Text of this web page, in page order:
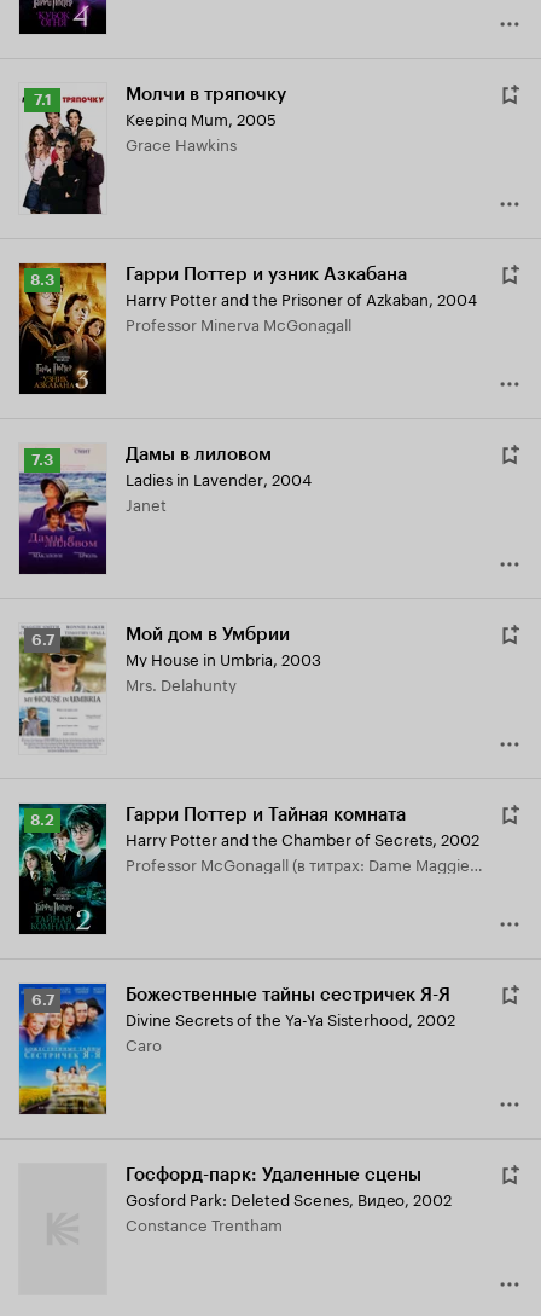
Рейтинг
Кинопоиска
7.1
7.1 Молчи в тряпочку
Keeping Mum, 2005
Grace Hawkins
Рейтинг
Кинопоиска
8.3
8.3 Гарри Поттер и узник Азкабана
Harry Potter and the Prisoner of Azkaban, 2004
Professor Minerva McGonagall
Рейтинг
Кинопоиска
7.3
7.3 Дамы в лиловом
Ladies in Lavender, 2004
Janet
Рейтинг
Кинопоиска
6.7
6.7 Мой дом в Умбрии
My House in Umbria, 2003
Mrs. Delahunty
Рейтинг
Кинопоиска
8.2
8.2 Гарри Поттер и Тайная комната
Harry Potter and the Chamber of Secrets, 2002
Professor McGonagall (в титрах: Dame Maggie Smith)
Рейтинг
Кинопоиска
6.7
6.7 Божественные тайны сестричек Я-Я
Divine Secrets of the Ya-Ya Sisterhood, 2002
Caro
Госфорд-парк: Удаленные сцены
Gosford Park: Deleted Scenes, Видео, 2002
Constance Trentham